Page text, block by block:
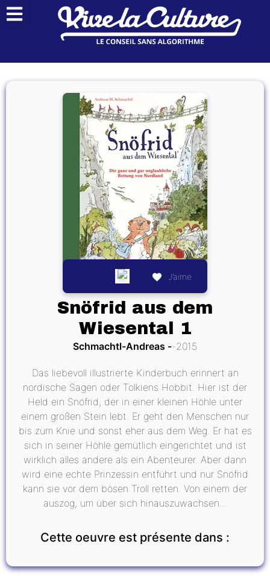
J’aime
Snöfrid aus dem
Wiesental 1
Schmachtl-Andreas 2015
Das liebevoll illustrierte Kinderbuch erinnert an
nordische Sagen oder Tolkiens Hobbit. Hier ist der
Held ein Snöfrid, der in einer kleinen Höhle unter
einem großen Stein lebt. Er geht den Menschen nur
bis zum Knie und sonst eher aus dem Weg. Er hat es
sich in seiner Höhle gemütlich eingerichtet und ist
wirklich alles andere als ein Abenteurer. Aber dann
wird eine echte Prinzessin entführt und nur Snöfrid
kann sie vor dem bösen Troll retten. Von einem der
auszog, um über sich hinauszuwachsen...
Cette oeuvre est présente dans :